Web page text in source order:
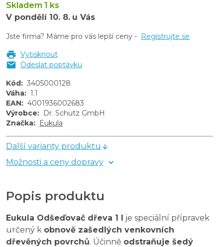
Skladem 1 ks
V pondělí 10. 8. u Vás
Jste firma? Máme pro vás lepší ceny - Registrujte se
Vytisknout
Odeslat poptávku
Kód: 3405000128
Váha: 1.1
EAN: 4001936002683
Výrobce: Dr. Schutz GmbH
Značka: Eukula
Další varianty produktu
Možnosti a ceny dopravy
Popis produktu
Eukula Odšeďovač dřeva 1 l je speciální přípravek
určený k obnově zašedlých venkovních
dřevěných povrchů. Účinně odstraňuje šedý